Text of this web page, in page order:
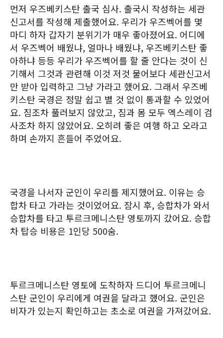
먼저 우즈베키스탄 출국 심사. 출국시 작성하는 세관
신고서를 작성해 제출했어요. 우리가 우즈벡어를 몇
마디 하자 갑자기 분위기가 매우 좋아졌어요. 어디에
서 우즈벡어 배웠냐, 얼마나 배웠냐, 우즈베키스탄 좋
아하냐 등등 우리가 우즈벡어를 할 줄 안다는 것이 신
기해서 그것과 관련해 이것 저것 물어보다 세관신고서
만 받아 입력하고 그냥 가라고 했어요. 그래서 우즈베
키스탄 국경은 정말 쉽고 별 것 없이 통과할 수 있었어
요. 짐조차 풀러보지 않았고, 짐과 몸 모두 엑스레이 검
사조차 하지 않았어요. 오히려 좋은 여행 하고 오라고
하며 손까지 흔들어 주었어요.
국경을 나서자 군인이 우리를 제지했어요. 이유는 승
합차 타고 가라는 것이었어요. 잠시 후, 승합차가 와서
승합차를 타고 투르크메니스탄 영토까지 갔어요. 승합
차 탑승 비용은 1인당 500숨.
투르크메니스탄 영토에 도착하자 드디어 투르크메니
스탄 군인이 우리에게 여권을 달라고 했어요. 군인은
비자가 있는지 확인하고는 초소로 여권을 가져갔어요.